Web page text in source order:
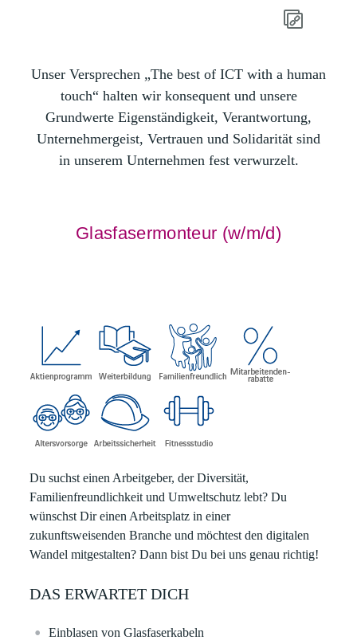
Unser Versprechen „The best of ICT with a human
touch“ halten wir konsequent und unsere
Grundwerte Eigenständigkeit, Verantwortung,
Unternehmergeist, Vertrauen und Solidarität sind
in unserem Unternehmen fest verwurzelt.
Glasfasermonteur (w/m/d)
Du suchst einen Arbeitgeber, der Diversität,
Familienfreundlichkeit und Umweltschutz lebt? Du
wünschst Dir einen Arbeitsplatz in einer
zukunftsweisenden Branche und möchtest den digitalen
Wandel mitgestalten? Dann bist Du bei uns genau richtig!
DAS ERWARTET DICH
Einblasen von Glasfaserkabeln